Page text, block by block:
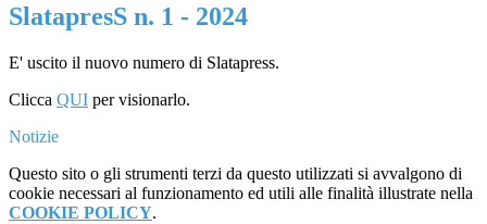
SlatapresS n. 1 - 2024
E' uscito il nuovo numero di Slatapress.
Clicca QUI per visionarlo.
Notizie
Questo sito o gli strumenti terzi da questo utilizzati si avvalgono di
cookie necessari al funzionamento ed utili alle finalità illustrate nella
COOKIE POLICY.